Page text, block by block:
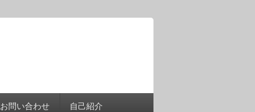
お問い合わせ 自己紹介